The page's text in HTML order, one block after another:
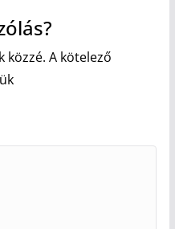
közzé. A kötelező